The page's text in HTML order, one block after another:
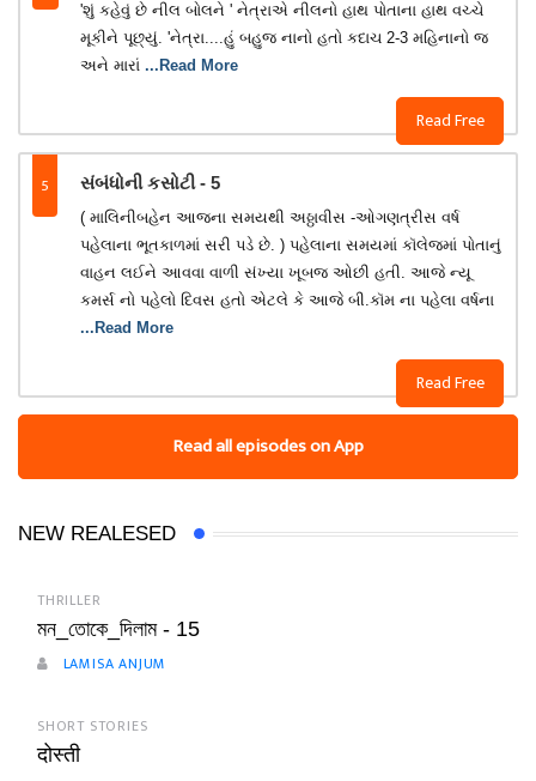
Read Free
'શું કહેવું છે નીલ બોલને ' નેત્રાએ નીલનો હાથ પોતાના હાથ વચ્ચે
મૂકીને પૂછ્યું. 'નેત્રા....હું બહુજ નાનો હતો કદાચ 2-3 મહિનાનો જ
અને મારાં ...Read More
5 સંબંધોની કસોટી - 5
Read Free
( માલિનીબહેન આજના સમયથી અઠ્ઠાવીસ -ઓગણત્રીસ વર્ષ
પહેલાના ભૂતકાળમાં સરી પડે છે. ) પહેલાના સમયમાં કૉલેજમાં પોતાનું
વાહન લઈને આવવા વાળી સંખ્યા ખૂબજ ઓછી હતી. આજે ન્યૂ
કમર્સ નો પહેલો દિવસ હતો એટલે કે આજે બી.કૉમ ના પહેલા વર્ષના
...Read More
Read all episodes on App
NEW REALESED
THRILLER
মন_তোকে_দিলাম - 15
LAMISA ANJUM
SHORT STORIES
दोस्ती